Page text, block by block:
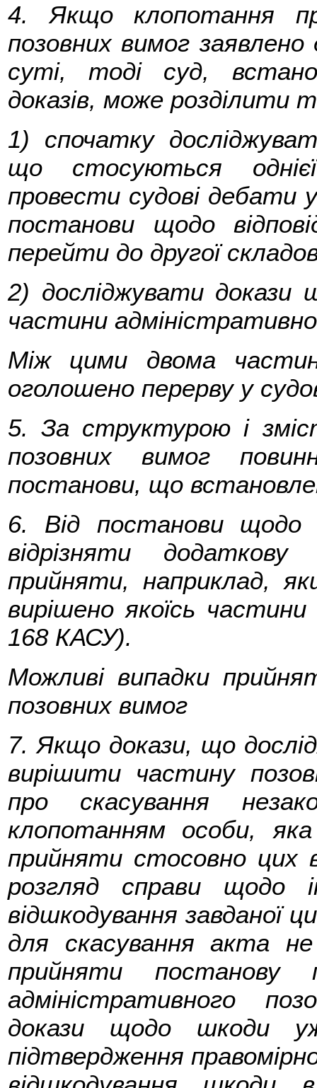
4. Якщо клопотання
позовних вимог
суті, тоді суд,
доказів, може розділити
1) спочатку
що стосуються
провести судові дебати
постанови щодо
перейти до другої
2) досліджувати докази
частини
Між цими двома
оголошено перерву у
5. За структурою і
позовних вимог
постанови, що
6. Від постанови щодо
відрізняти
прийняти, наприклад,
вирішено якоїсь
168 КАСУ).
Можливі випадки
позовних вимог
7. Якщо докази, що
вирішити частину
про скасування
клопотанням особи,
прийняти стосовно цих
розгляд справи щодо
відшкодування завданої
для скасування акта
прийняти постанову
адміністративного
докази щодо шкоди
підтвердження